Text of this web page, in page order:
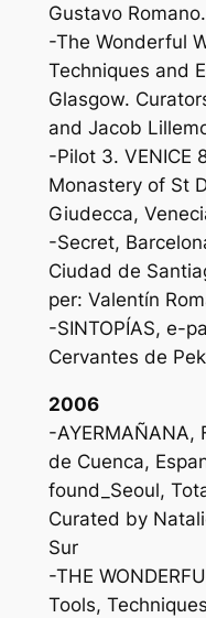
Gustavo
-The Wonderful
Techniques and
Glasgow.
and Jacob
-Pilot 3. VENICE
Monastery of St
Giudecca,
-Secret,
Ciudad de
per: Valentín
-SINTOPÍAS, e-
Cervantes de
2006
-
de Cuenca,
found_Seoul,
Curated by
Sur
-THE
Tools,